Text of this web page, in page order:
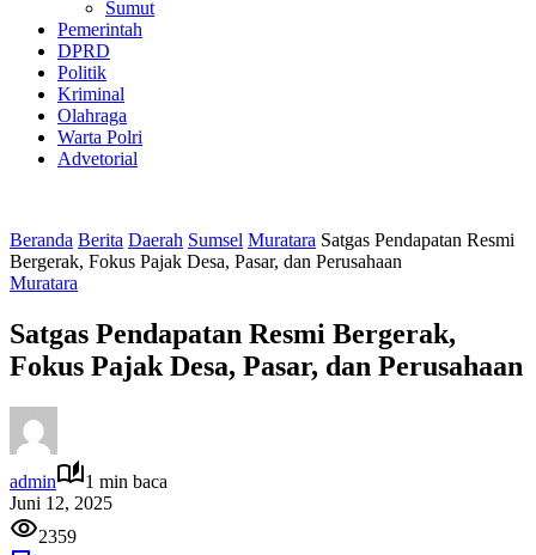
Sumut
Pemerintah
DPRD
Politik
Kriminal
Olahraga
Warta Polri
Advetorial
Beranda Berita Daerah Sumsel Muratara Satgas Pendapatan Resmi
Bergerak, Fokus Pajak Desa, Pasar, dan Perusahaan
Muratara
Satgas Pendapatan Resmi Bergerak,
Fokus Pajak Desa, Pasar, dan Perusahaan
admin
1 min baca
Juni 12, 2025
2359